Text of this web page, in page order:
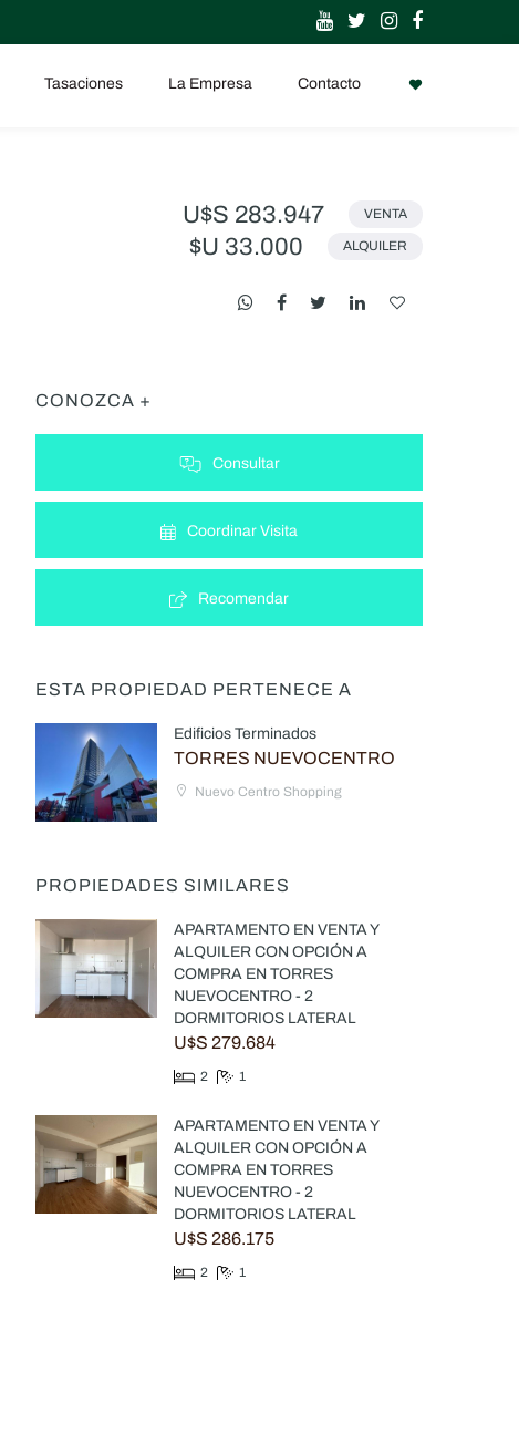
Tasaciones La Empresa Contacto
U$S 283.947 VENTA
$U 33.000 ALQUILER
CONOZCA +
Consultar
Coordinar Visita
Recomendar
ESTA PROPIEDAD PERTENECE A
Edificios Terminados
TORRES NUEVOCENTRO
Nuevo Centro Shopping
PROPIEDADES SIMILARES
APARTAMENTO EN VENTA Y
ALQUILER CON OPCIÓN A
COMPRA EN TORRES
NUEVOCENTRO - 2
DORMITORIOS LATERAL
U$S 279.684
2 1
APARTAMENTO EN VENTA Y
ALQUILER CON OPCIÓN A
COMPRA EN TORRES
NUEVOCENTRO - 2
DORMITORIOS LATERAL
U$S 286.175
2 1